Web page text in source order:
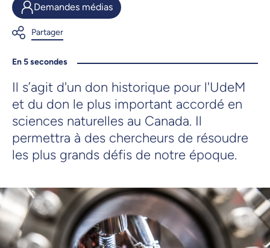
Demandes médias
En 5 secondes
Il s’agit d'un don historique pour l'UdeM
et du don le plus important accordé en
sciences naturelles au Canada. Il
permettra à des chercheurs de résoudre
les plus grands défis de notre époque.